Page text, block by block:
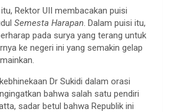
Rektor UII membacakan puisi
Semesta Harapan. Dalam puisi itu,
pada surya yang terang untuk
ke negeri ini yang semakin gelap
Dr Sukidi dalam orasi
bahwa salah satu pendiri
sadar betul bahwa Republik ini